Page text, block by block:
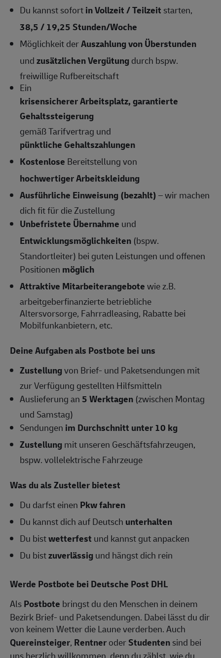
Du kannst sofortin Vollzeit / Teilzeit starten,
38,5 / 19,25Stunden/Woche
Möglichkeit derAuszahlung von Überstunden
undzusätzlichen Vergütungdurch bspw.
freiwillige Rufbereitschaft
Ein
krisensicherer Arbeitsplatz, garantierte
Gehaltssteigerung
gemäß Tarifvertrag und
pünktliche Gehaltszahlungen
Kostenlose Bereitstellung von
hochwertiger Arbeitskleidung
Ausführliche Einweisung (bezahlt)– wir machen
dich fit für die Zustellung
Unbefristete Übernahme und
Entwicklungsmöglichkeiten (bspw.
Standortleiter) bei guten Leistungen und offenen
Positionen möglich
Attraktive Mitarbeiterangebotewie z.B.
arbeitgeberfinanzierte betriebliche
Altersvorsorge, Fahrradleasing, Rabatte bei
Mobilfunkanbietern, etc.
Deine Aufgaben als Postbote bei uns
Zustellungvon Brief- und Paketsendungen mit
zur Verfügung gestellten Hilfsmitteln
Auslieferung an5 Werktagen (zwischen Montag
und Samstag)
Sendungen im Durchschnitt unter 10 kg
Zustellungmit unseren Geschäftsfahrzeugen,
bspw. vollelektrische Fahrzeuge
Was du als Zusteller bietest
Du darfst einen Pkw fahren
Du kannst dich auf Deutsch unterhalten
Du bistwetterfest und kannst gut anpacken
Du bistzuverlässigund hängst dich rein
Werde Postbote bei Deutsche Post DHL
AlsPostbote bringst du den Menschen in deinem
Bezirk Brief- und Paketsendungen. Dabei lässt du dir
von keinem Wetter die Laune verderben. Auch
Quereinsteiger, RentneroderStudentensind bei
uns herzlich willkommen, denn du zählst, wie du